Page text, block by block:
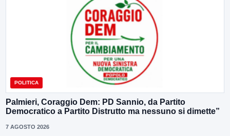
POLITICA
Palmieri, Coraggio Dem: PD Sannio, da Partito
Democratico a Partito Distrutto ma nessuno si dimette”
7 AGOSTO 2026